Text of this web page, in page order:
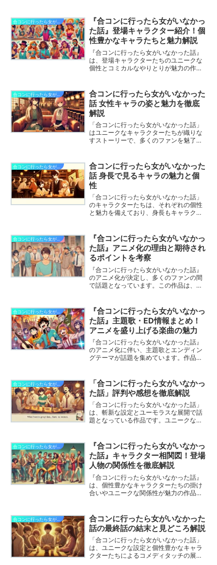
登場キャラたちの髪型に注目し、それぞ
れの特徴と魅力を解説します。スタイル
のポイントを知ることで、キャラの個性
がさらに際立って見えるはずです！
合コンに行ったら女がいなかった話
『合コンに行ったら女がいなかっ
た話』登場キャラクター紹介！個
性豊かなキャラたちと魅力解説
『合コンに行ったら女がいなかった話』
は、登場キャラクターたちのユニークな
個性とコミカルなやりとりが魅力の作品
それぞれのキャラクターが持つ魅力につ
いて解説します。キャラの特徴や魅力を
知ることで、物語をより深く楽しめるこ
と間違いなしです！
合コンに行ったら女がいなかった
話 女性キャラの姿と魅力を徹底
解説
「合コンに行ったら女がいなかった話」
はユニークなキャラクターたちが織りな
すストーリーで、多くのファンを魅了し
を持っており、物語に深みと彩りを添え
ています。今回は、各女性キャラの姿や
性格、その魅力について詳しく解説しま
す。彼女たちがどのように物語に影響を
与えているのか、そして読者に愛される
理由を探っていきましょう。
合コンに行ったら女がいなかった
話 身長で見るキャラの魅力と個
性
「合コンに行ったら女がいなかった話」
のキャラクターたちは、それぞれの個性
と魅力を備えており、身長もキャラクタ
ーンや、性格を反映したビジュアルがキ
ャラをより引き立てています。この記事
では、キャラクターの身長が物語にどの
ような役割を果たし、個性や魅力をどう
際立たせているかを解説します。キャラ
クター同士の関係や見た目の違いに注目
して、より深く楽しみましょう。
合コンに行ったら女がいなかった話
『合コンに行ったら女がいなかっ
た話』アニメ化の理由と期待され
るポイントを考察
『合コンに行ったら女がいなかった話』
のアニメ化が決定し、多くのファンの間
で話題となっています。この作品は、ユ
作ファンの期待も高まっています。今回
は、アニメ化に至った理由や期待される
見どころについて考察し、アニメ化によ
ってさらに盛り上がるポイントを解説し
ます。
『合コンに行ったら女がいなかっ
た話』主題歌・ED情報まとめ！
アニメを盛り上げる楽曲の魅力
『合コンに行ったら女がいなかった話』
のアニメ化に伴い、主題歌とエンディン
グテーマが話題を集めています。作品の
素です。今回は、主題歌・EDの情報をま
とめ、それぞれの楽曲が作品にどう貢献
するのか、その魅力について解説しま
す！
「合コンに行ったら女がいなかっ
た話」評判や感想を徹底解説
「合コンに行ったら女がいなかった話」
は、斬新な設定とユーモラスな展開で話
題となっている作品です。ユニークなキ
す。この記事では、実際にこの作品を観
たり読んだりした人々の評判や感想を詳
しく解説します。物語の面白さやキャラ
クターへの共感ポイント、そしてユニー
クな展開がどのように評価されているの
かを掘り下げていきます。これから作品
を楽しみたい方にも、ぜひ参考にしてい
ただける内容となっています。
合コンに行ったら女がいなかった話
『合コンに行ったら女がいなかっ
た話』キャラクター相関図！登場
人物の関係性を徹底解説
『合コンに行ったら女がいなかった話』
は、個性豊かなキャラクターたちの掛け
合いやユニークな関係性が魅力の作品で
を理解すると、物語がさらに楽しめま
す。今回は、登場人物の関係性や特徴を
相関図で解説し、ストーリーの見どころ
を深掘りしていきます！
合コンに行ったら女がいなかった
話の最終話の結末と見どころ解説
「合コンに行ったら女がいなかった話」
は、ユニークな設定と個性豊かなキャラ
クターたちによるコメディタッチの展開